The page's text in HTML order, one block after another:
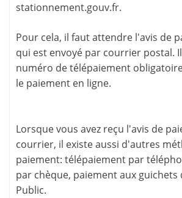
stationnement.gouv.fr.
Pour cela, il faut attendre l'avis de
qui est envoyé par courrier postal.
numéro de télépaiement
le paiement en ligne.
Lorsque vous avez reçu l'avis de
courrier, il existe aussi d'autres
paiement: télépaiement par
par chèque, paiement aux guichets
Public.